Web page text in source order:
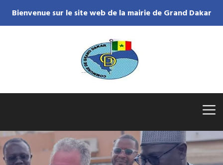
Bienvenue sur le site web de la mairie de Grand Dakar